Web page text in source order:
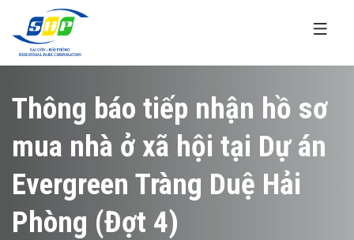
Nhảy đến nội dung
Thông báo tiếp nhận hồ sơ
mua nhà ở xã hội tại Dự án
Evergreen Tràng Duệ Hải
Phòng (Đợt 4)